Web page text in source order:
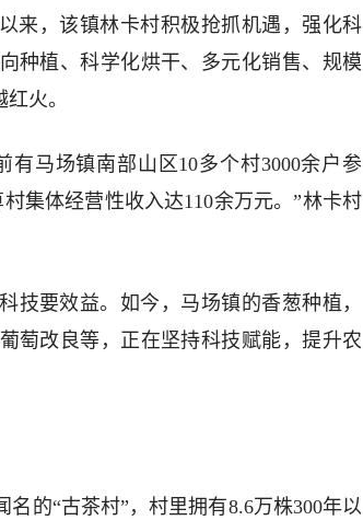
来，该镇林卡村积极抢抓机遇，强化科
种植、科学化烘干、多元化销售、规模
火。
有马场镇南部山区10多个村3000余户参
集体经营性收入达110余万元。”林卡村
技要效益。如今，马场镇的香葱种植，
萄改良等，正在坚持科技赋能，提升农
的“古茶村”，村里拥有8.6万株300年以